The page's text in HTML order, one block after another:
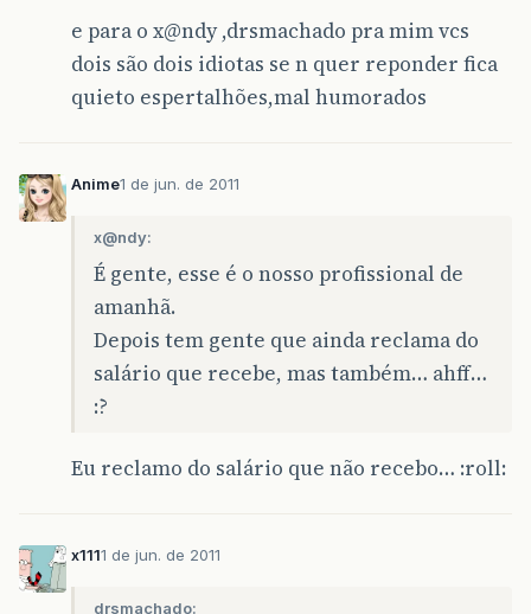
e para o x@ndy ,drsmachado pra mim vcs
dois são dois idiotas se n quer reponder fica
quieto espertalhões,mal humorados
Anime1 de jun. de 2011
x@ndy:
É gente, esse é o nosso profissional de
amanhã.
Depois tem gente que ainda reclama do
salário que recebe, mas também… ahff…
:?
Eu reclamo do salário que não recebo… :roll:
x1111 de jun. de 2011
drsmachado: